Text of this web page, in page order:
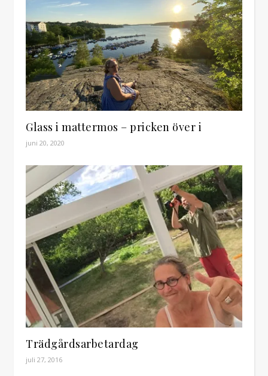
Glass i mattermos – pricken över i
juni 20, 2020
Trädgårdsarbetardag
juli 27, 2016